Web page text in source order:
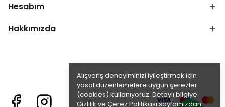
Alışveriş deneyiminizi iyileştirmek için
yasal düzenlemelere uygun çerezler
(cookies) kullanıyoruz. Detaylı bilgiye
Gizlilik ve Çerez Politikasısayfamızdan
Hesabım
Hakkımızda